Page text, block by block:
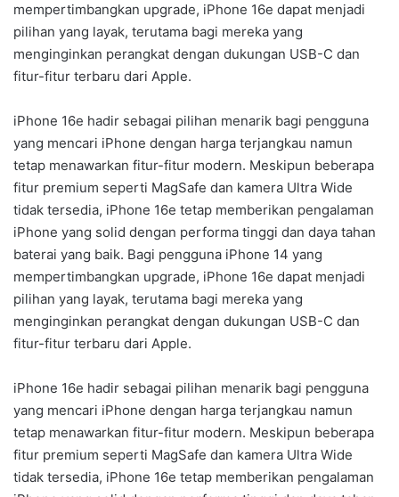
mempertimbangkan upgrade, iPhone 16e dapat menjadi
pilihan yang layak, terutama bagi mereka yang
menginginkan perangkat dengan dukungan USB-C dan
fitur-fitur terbaru dari Apple.
iPhone 16e hadir sebagai pilihan menarik bagi pengguna
yang mencari iPhone dengan harga terjangkau namun
tetap menawarkan fitur-fitur modern. Meskipun beberapa
fitur premium seperti MagSafe dan kamera Ultra Wide
tidak tersedia, iPhone 16e tetap memberikan pengalaman
iPhone yang solid dengan performa tinggi dan daya tahan
baterai yang baik. Bagi pengguna iPhone 14 yang
mempertimbangkan upgrade, iPhone 16e dapat menjadi
pilihan yang layak, terutama bagi mereka yang
menginginkan perangkat dengan dukungan USB-C dan
fitur-fitur terbaru dari Apple.
iPhone 16e hadir sebagai pilihan menarik bagi pengguna
yang mencari iPhone dengan harga terjangkau namun
tetap menawarkan fitur-fitur modern. Meskipun beberapa
fitur premium seperti MagSafe dan kamera Ultra Wide
tidak tersedia, iPhone 16e tetap memberikan pengalaman